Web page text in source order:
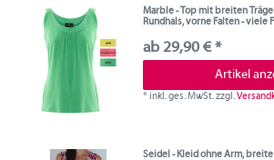
Marble - Top mit breiten
Rundhals, vorne Falten - viele
ab 29,90 € *
Artikel
*inkl. ges. MwSt.zzgl.
Seidel - Kleid ohne Arm, breite